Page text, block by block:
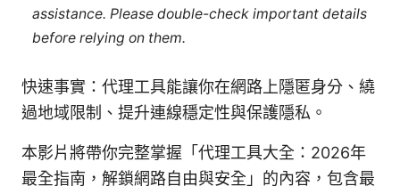
assistance. Please double-check important details
before relying on them.
快速事實：代理工具能讓你在網路上隱匿身分、繞
過地域限制、提升連線穩定性與保護隱私。
本影片將帶你完整掌握「代理工具大全：2026年
最全指南，解鎖網路自由與安全」的內容，包含最